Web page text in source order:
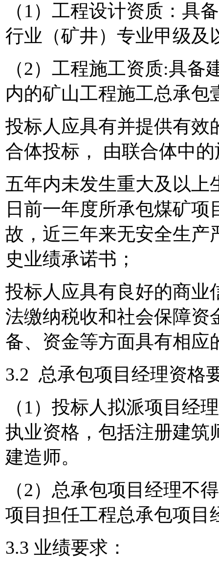
（1）工程设计资质：具
行业（矿井）专业甲级及
（2）工程施工资质:具
内的矿山工程施工总承包
投标人应具有并提供有效
合体投标， 由联合体中
五年内未发生重大及以上
日前一年度所承包煤矿
故，近三年来无安全生产
史业绩承诺书；
投标人应具有良好的商业
法缴纳税收和社会保障资
备、资金等方面具有相应
3.2 总承包项目经理资格
（1）投标人拟派项目经
执业资格，包括注册建筑
建造师。
（2）总承包项目经理不
项目担任工程总承包项目
3.3 业绩要求：